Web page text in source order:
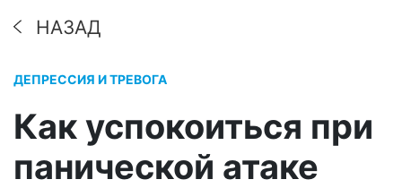
НАЗАД
ДЕПРЕССИЯ И ТРЕВОГА
Как успокоиться при
панической атаке